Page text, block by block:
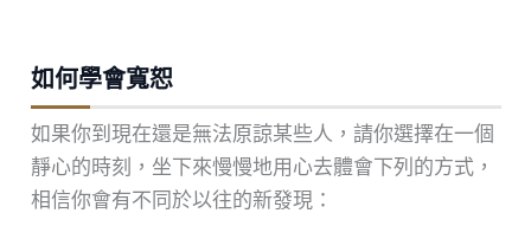
如何學會寬恕
如果你到現在還是無法原諒某些人，請你選擇在一個
靜心的時刻，坐下來慢慢地用心去體會下列的方式，
相信你會有不同於以往的新發現：